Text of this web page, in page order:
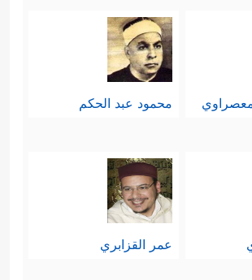
محمود عبد الحكم
عمر القزابري